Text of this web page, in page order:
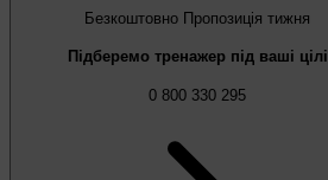
Безкоштовно Пропозиція тижня
Підберемо тренажер під ваші цілі
0 800 330 295